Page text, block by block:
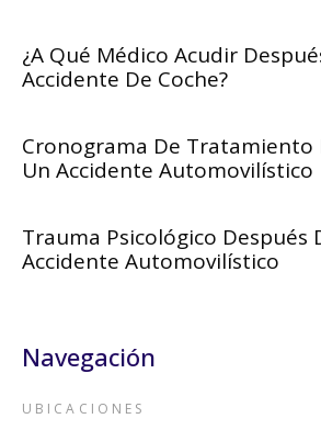
¿A Qué Médico Acudir
Accidente De Coche?
Cronograma De Tratamiento
Un Accidente Automovilístico
Trauma Psicológico Después
Accidente Automovilístico
Navegación
UBICACIONES